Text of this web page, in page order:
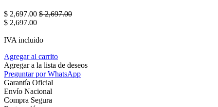
$ 2,697.00 $2,697.00
$ 2,697.00
IVA incluido
Agregar al carrito
Agregar a la lista de deseos
Preguntar por WhatsApp
Garantía Oficial
Envío Nacional
Compra Segura